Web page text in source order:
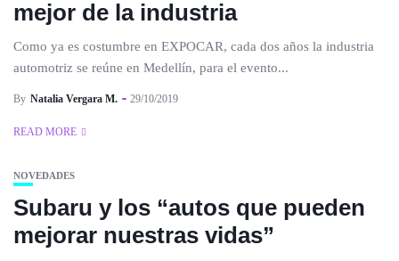
mejor de la industria
Como ya es costumbre en EXPOCAR, cada dos años la industria
automotriz se reúne en Medellín, para el evento...
By Natalia Vergara M. 29/10/2019
READ MORE
NOVEDADES
Subaru y los “autos que pueden
mejorar nuestras vidas”